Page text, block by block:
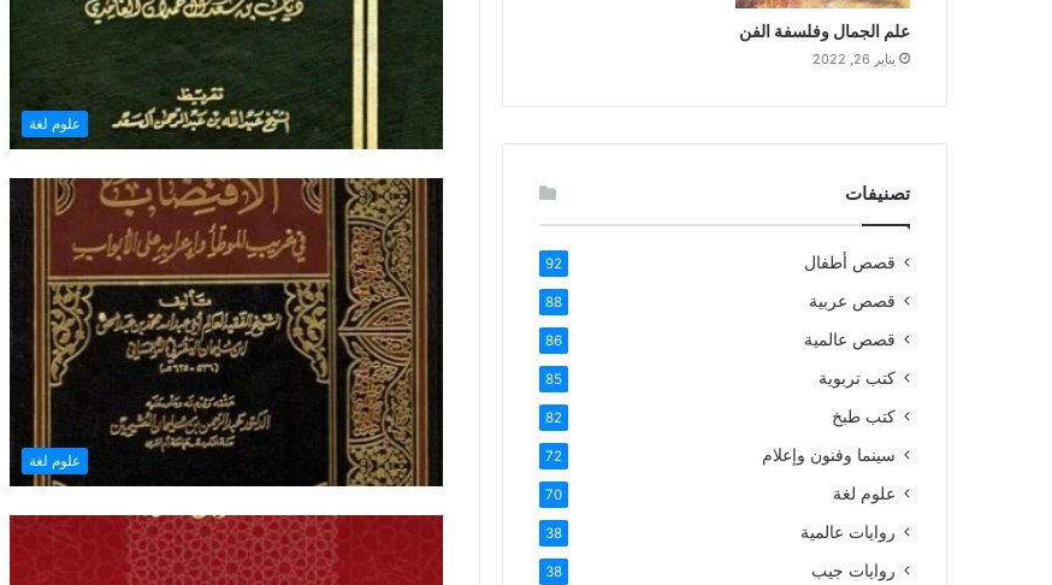
علوم لغة
علوم لغة
علم الجمال وفلسفة الفن
يناير 26, 2022
تصنيفات
قصص أطفال 92
قصص عربية 88
قصص عالمية 86
كتب تربوية 85
كتب طبخ 82
سينما وفنون وإعلام 72
علوم لغة 70
روايات عالمية 38
روايات جيب 38